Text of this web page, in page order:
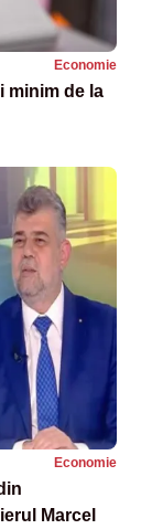
Economie
minim de la
Economie
Marcel